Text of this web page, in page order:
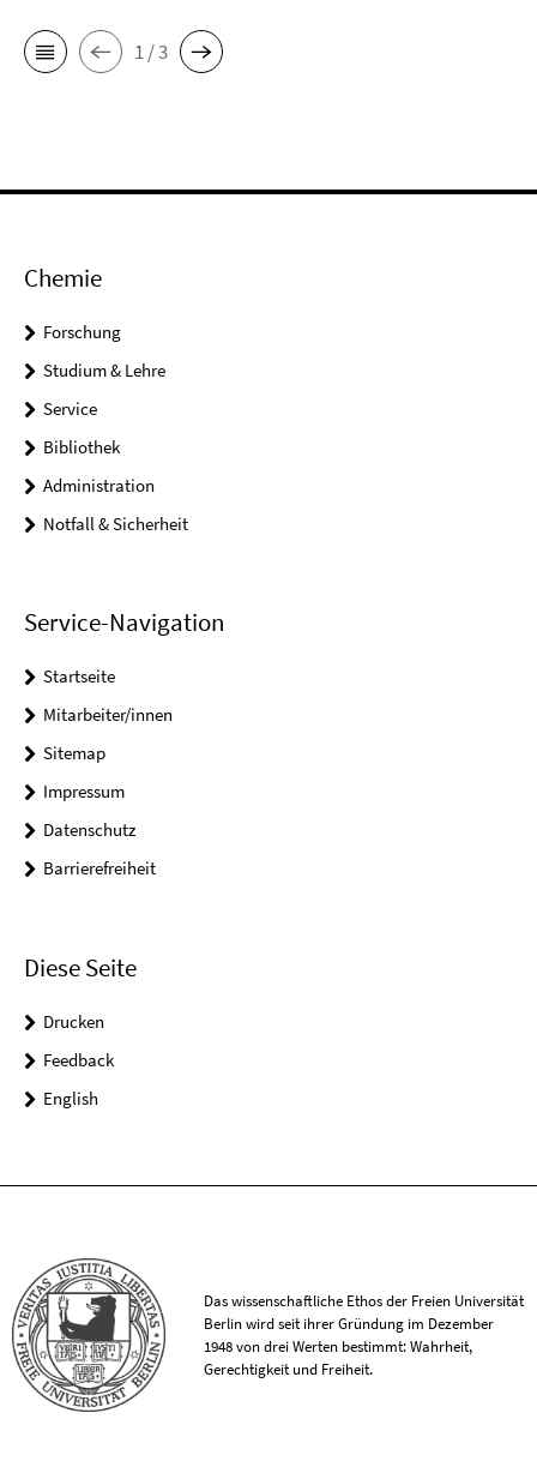
1 / 3
Chemie
Forschung
Studium & Lehre
Service
Bibliothek
Administration
Notfall & Sicherheit
Service-Navigation
Startseite
Mitarbeiter/innen
Sitemap
Impressum
Datenschutz
Barrierefreiheit
Diese Seite
Drucken
Feedback
English
Das wissenschaftliche Ethos der Freien Universität
Berlin wird seit ihrer Gründung im Dezember
1948 von drei Werten bestimmt: Wahrheit,
Gerechtigkeit und Freiheit.